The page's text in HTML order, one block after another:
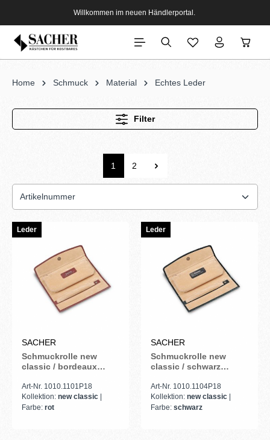
Willkommen im neuen Händlerportal.
Home Schmuck Material Echtes Leder
Filter
1 2
Leder
SACHER
Schmuckrolle new
classic / bordeaux
Art-Nr. 1010.1101P18
Kollektion: new classic
Farbe: rot
Leder
SACHER
Schmuckrolle new
classic / schwarz
Art-Nr. 1010.1104P18
Kollektion: new classic
Farbe: schwarz